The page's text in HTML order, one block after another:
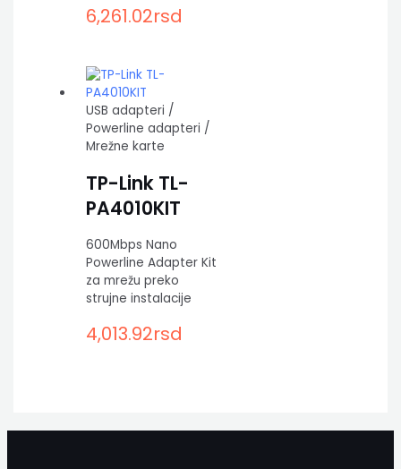
6,261.02rsd
USB adapteri /
Powerline adapteri /
Mrežne karte
TP-Link TL-
PA4010KIT
600Mbps Nano
Powerline Adapter Kit
za mrežu preko
strujne instalacije
4,013.92rsd